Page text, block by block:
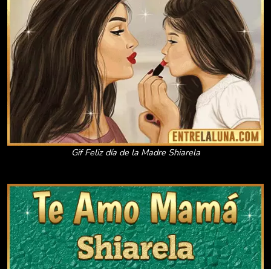
Gif Feliz día de la Madre Shiarela